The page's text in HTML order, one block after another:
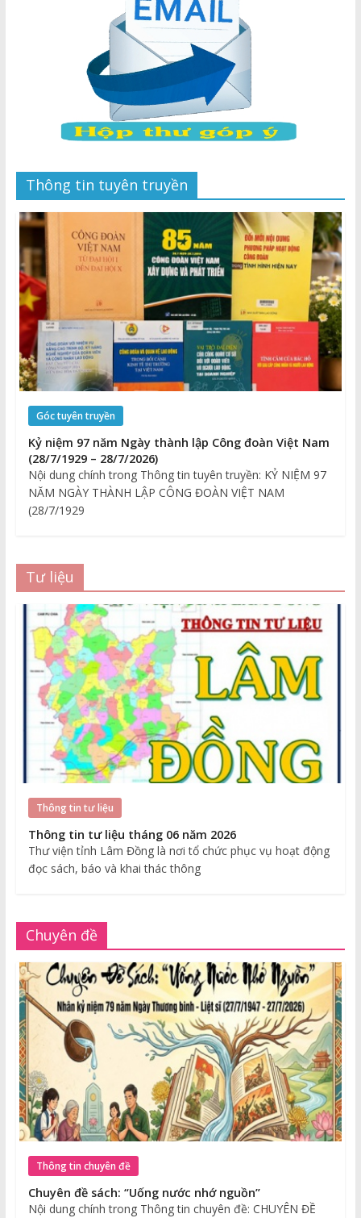
Thông tin tuyên truyền
Góc tuyên truyền
Kỷ niệm 97 năm Ngày thành lập Công đoàn Việt Nam
(28/7/1929 – 28/7/2026)
Nội dung chính trong Thông tin tuyên truyền: KỶ NIỆM 97
NĂM NGÀY THÀNH LẬP CÔNG ĐOÀN VIỆT NAM
(28/7/1929
Tư liệu
Thông tin tư liệu
Thông tin tư liệu tháng 06 năm 2026
Thư viện tỉnh Lâm Đồng là nơi tổ chức phục vụ hoạt động
đọc sách, báo và khai thác thông
Chuyên đề
Thông tin chuyên đề
Chuyên đề sách: “Uống nước nhớ nguồn”
Nội dung chính trong Thông tin chuyên đề: CHUYÊN ĐỀ